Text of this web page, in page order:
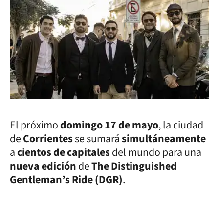
El próximodomingo 17 de mayo, la ciudad
deCorrientesse sumarásimultáneamente
acientos de capitalesdel mundo para una
nueva edicióndeThe Distinguished
Gentleman’s Ride (DGR).